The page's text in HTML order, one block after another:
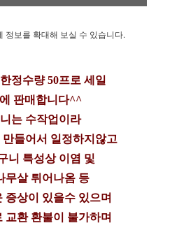
정보를 확대해 보실 수 있습니다.
정수량 50프로 세일
판매합니다^^
는 수작업이라
들어서 일정하지않고
니 특성상 이염 및
무살 튀어나옴 등
증상이 있을수 있으며
교환 환불이 불가하며